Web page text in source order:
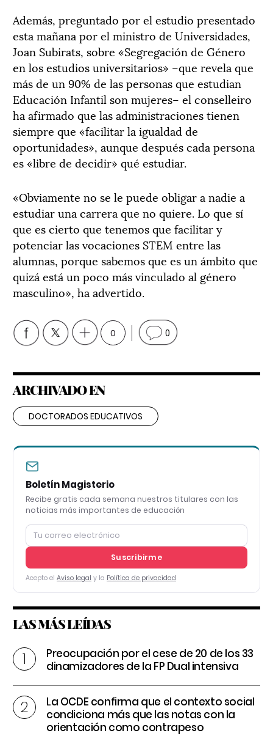
Además, preguntado por el estudio presentado
esta mañana por el ministro de Universidades,
Joan Subirats, sobre «Segregación de Género
en los estudios universitarios» –que revela que
más de un 90% de las personas que estudian
Educación Infantil son mujeres– el conselleiro
ha afirmado que las administraciones tienen
siempre que «facilitar la igualdad de
oportunidades», aunque después cada persona
es «libre de decidir» qué estudiar.
«Obviamente no se le puede obligar a nadie a
estudiar una carrera que no quiere. Lo que sí
que es cierto que tenemos que facilitar y
potenciar las vocaciones STEM entre las
alumnas, porque sabemos que es un ámbito que
quizá está un poco más vinculado al género
masculino», ha advertido.
0 0
ARCHIVADO EN
DOCTORADOS EDUCATIVOS
Boletín Magisterio
Recibe gratis cada semana nuestros titulares con las
noticias más importantes de educación
Suscribirme
Acepto el Aviso legal y la Política de privacidad
LAS MÁS LEÍDAS
Preocupación por el cese de 20 de los 33
dinamizadores de la FP Dual intensiva
La OCDE confirma que el contexto social
condiciona más que las notas con la
orientación como contrapeso